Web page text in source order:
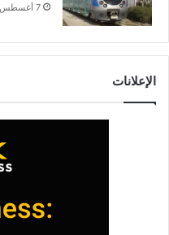
7 أغسطس، 2026
الإعلانات